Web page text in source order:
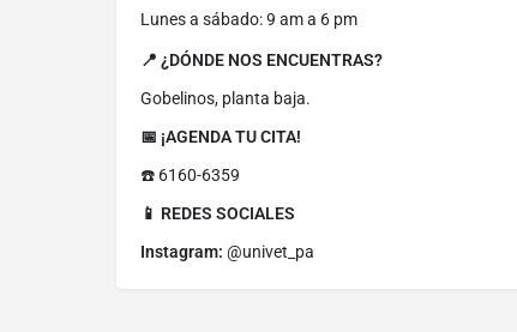
Lunes a sábado: 9 am a 6 pm
📍 ¿DÓNDE NOS ENCUENTRAS?
Gobelinos, planta baja.
📅 ¡AGENDA TU CITA!
☎️ 6160-6359
📱 REDES SOCIALES
Instagram: @univet_pa